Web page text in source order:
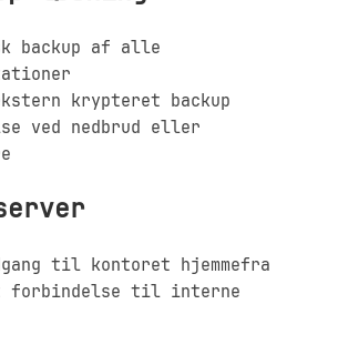
backup af alle
krypteret backup
ved nedbrud eller
til kontoret hjemmefra
forbindelse til interne